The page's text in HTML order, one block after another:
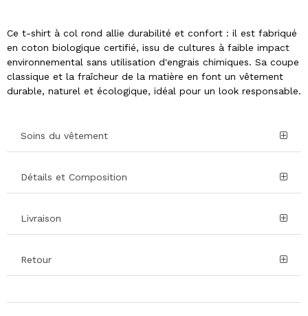
Ce t-shirt à col rond allie durabilité et confort : il est fabriqué
en coton biologique certifié, issu de cultures à faible impact
environnemental sans utilisation d'engrais chimiques. Sa coupe
classique et la fraîcheur de la matière en font un vêtement
durable, naturel et écologique, idéal pour un look responsable.
Soins du vêtement
Détails et Composition
Livraison
Retour